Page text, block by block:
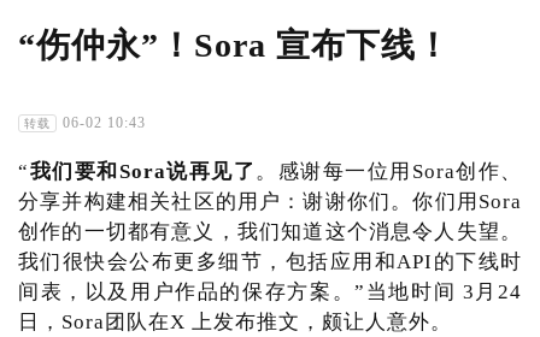
“伤仲永”！Sora 宣布下线！
转载 06-02 10:43
“我们要和Sora说再见了 。感谢每一位用Sora创作、
分享并构建相关社区的用户：谢谢你们。你们用Sora
创作的一切都有意义，我们知道这个消息令人失望。
我们很快会公布更多细节，包括应用和API的下线时
间表，以及用户作品的保存方案。”当地时间 3月24
日，Sora团队在X 上发布推文，颇让人意外。